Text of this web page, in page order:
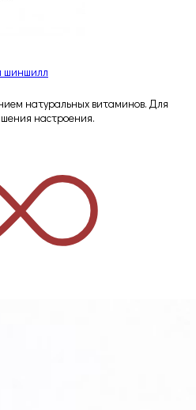
шиншилл
натуральных витаминов. Для
настроения.